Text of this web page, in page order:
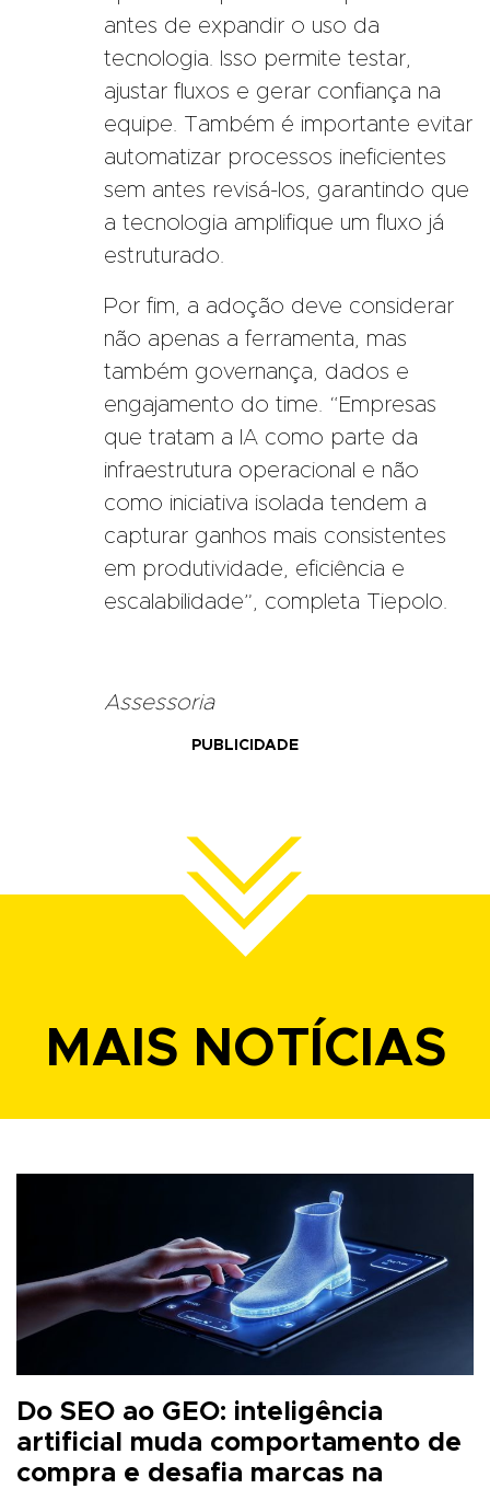
antes de expandir o uso da
tecnologia. Isso permite testar,
ajustar fluxos e gerar confiança na
equipe. Também é importante evitar
automatizar processos ineficientes
sem antes revisá-los, garantindo que
a tecnologia amplifique um fluxo já
estruturado.
Por fim, a adoção deve considerar
não apenas a ferramenta, mas
também governança, dados e
engajamento do time. “Empresas
que tratam a IA como parte da
infraestrutura operacional e não
como iniciativa isolada tendem a
capturar ganhos mais consistentes
em produtividade, eficiência e
escalabilidade”, completa Tiepolo.
Assessoria
PUBLICIDADE
MAIS NOTÍCIAS
Do SEO ao GEO: inteligência
artificial muda comportamento de
compra e desafia marcas na